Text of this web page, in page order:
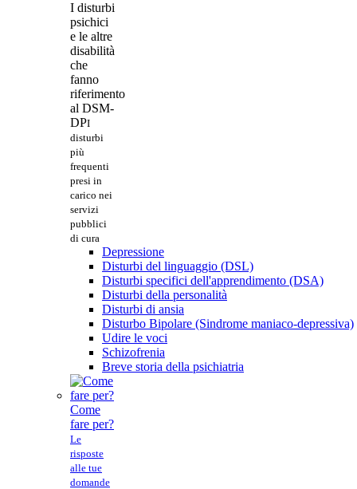
I disturbi
psichici
e le altre
disabilità
che
fanno
riferimento
al DSM-
DPI
disturbi
più
frequenti
presi in
carico nei
servizi
pubblici
di cura
Depressione
Disturbi del linguaggio (DSL)
Disturbi specifici dell'apprendimento (DSA)
Disturbi della personalità
Disturbi di ansia
Disturbo Bipolare (Sindrome maniaco-depressiva)
Udire le voci
Schizofrenia
Breve storia della psichiatria
Come
fare per?
Le
risposte
alle tue
domande